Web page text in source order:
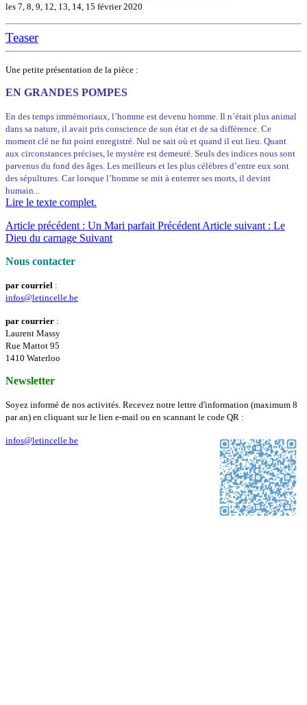
les 7, 8, 9, 12, 13, 14, 15 février 2020
Teaser
Une petite présentation de la pièce :
EN GRANDES POMPES
En des temps immémoriaux, l’homme est devenu homme. Il n’était plus animal
dans sa nature, il avait pris conscience de son état et de sa différence. Ce
moment clé ne fut point enregistré. Nul ne sait où et quand il eut lieu. Quant
aux circonstances précises, le mystère est demeuré. Seuls des indices nous sont
parvenus du fond des âges. Les meilleurs et les plus célèbres d’entre eux sont
des sépultures. Car lorsque l’homme se mit à enterrer ses morts, il devint
humain...
Lire le texte complet.
Article précédent : Un Mari parfait Précédent Article suivant : Le
Dieu du carnage Suivant
Nous contacter
par courriel :
infos@letincelle.be
par courrier :
Laurent Massy
Rue Mattot 95
1410 Waterloo
Newsletter
Soyez informé de nos activités. Recevez notre lettre d'information (maximum 8
par an) en cliquant sur le lien e-mail ou en scannant le code QR :
infos@letincelle.be